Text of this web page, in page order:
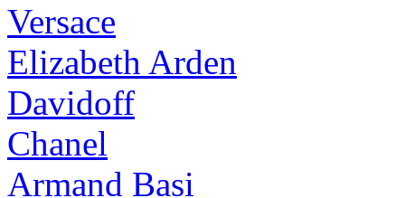
Versace
Elizabeth Arden
Davidoff
Chanel
Armand Basi